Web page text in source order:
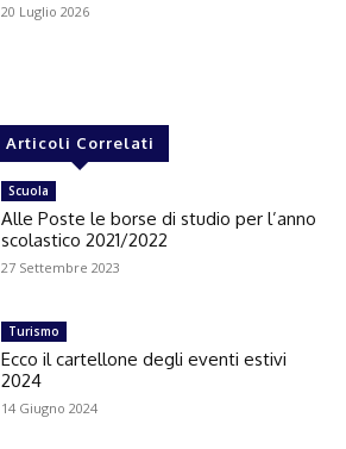
20 Luglio 2026
Articoli Correlati
Scuola
Alle Poste le borse di studio per l’anno
scolastico 2021/2022
27 Settembre 2023
Turismo
Ecco il cartellone degli eventi estivi
2024
14 Giugno 2024